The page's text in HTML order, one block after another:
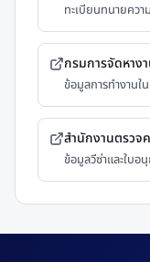
ทะเบียนทนายคว
กรมการจัดหาง
ข้อมูลการทำงานใ
สำนักงานตรวจ
ข้อมูลวีซ่าและใบอ